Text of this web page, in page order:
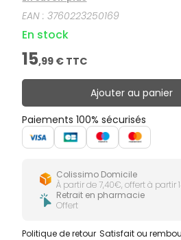
pour une haute protection
blanches. Une innovation
vitamine D-Like pour lutter
vitamine D
EAN :3760223250169
En stock
15,99 € TTC
Ajouter au panier
Paiements 100% sécurisés
Colissimo Domicile
À partir de 7,40€, offert à partir
Retrait en pharmacie
Offert
Politique de retour Satisfait ou